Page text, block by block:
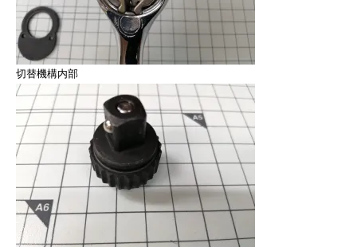
切替機構内部